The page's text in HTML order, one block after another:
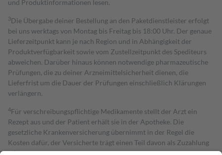
und Produktinformationen lesen.
3Die Übergabe deiner Bestellung an den Paketdienstleister erfolgt
bei uns werktags von Montag bis Freitag bis 18:00 Uhr. Der genaue
Lieferzeitpunkt kann je nach Region und in Abhängigkeit der
Produktverfügbarkeit sowie vom Zustellzeitpunkt des Spediteurs
abweichen. Darüber hinaus können notwendige pharmazeutische
Prüfungen, die zu deiner Arzneimittelsicherheit dienen, die
Lieferfrist um die Dauer der Prüfungen einschließlich Klärungen
verlängern.
4Für verschreibungspflichtige Medikamente stellt der Arzt ein
Rezept aus und der Patient erhält sie in der Apotheke. Die
gesetzliche Krankenversicherung übernimmt in der Regel die
Kosten dafür, der Versicherte trägt einen Teil davon als Zuzahlung
mit.